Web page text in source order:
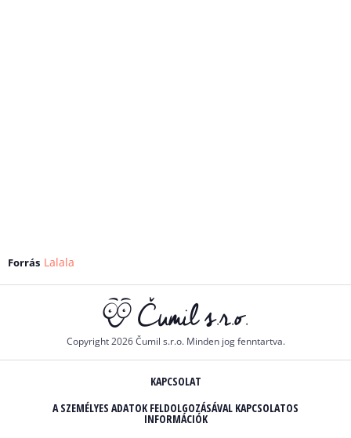
Forrás Lalala
Copyright 2026 Čumil s.r.o. Minden jog fenntartva.
KAPCSOLAT
A SZEMÉLYES ADATOK FELDOLGOZÁSÁVAL KAPCSOLATOS
INFORMÁCIÓK